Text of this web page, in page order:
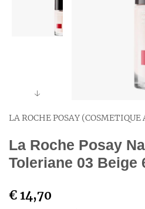
LA ROCHE POSAY
La Roche Posay
Toleriane 03 Beige
€ 14,70